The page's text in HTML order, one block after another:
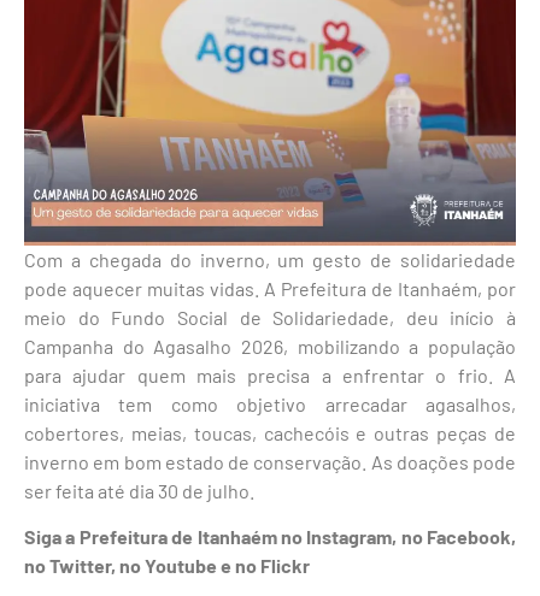
Com a chegada do inverno, um gesto de solidariedade
pode aquecer muitas vidas. A Prefeitura de Itanhaém, por
meio do Fundo Social de Solidariedade, deu início à
Campanha do Agasalho 2026, mobilizando a população
para ajudar quem mais precisa a enfrentar o frio. A
iniciativa tem como objetivo arrecadar agasalhos,
cobertores, meias, toucas, cachecóis e outras peças de
inverno em bom estado de conservação. As doações pode
ser feita até dia 30 de julho.
Siga a Prefeitura de Itanhaém no Instagram, no Facebook,
noTwitter, noYoutube e no Flickr